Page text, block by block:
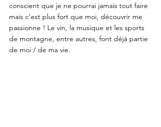
conscient que je ne pourrai jamais tout faire
mais c’est plus fort que moi, découvrir me
passionne ! Le vin, la musique et les sports
de montagne, entre autres, font déjà partie
de moi / de ma vie.